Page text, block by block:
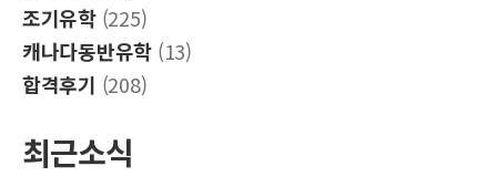
조기유학(225)
캐나다동반유학 (13)
합격후기 (208)
최근소식